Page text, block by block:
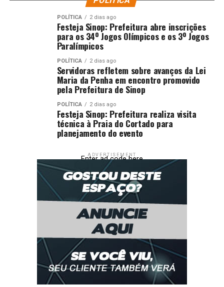
POLÍTICA 2 dias ago
Festeja Sinop: Prefeitura abre inscrições
para os 34º Jogos Olímpicos e os 3º Jogos
Paralímpicos
POLÍTICA 2 dias ago
Servidoras refletem sobre avanços da Lei
Maria da Penha em encontro promovido
pela Prefeitura de Sinop
POLÍTICA 2 dias ago
Festeja Sinop: Prefeitura realiza visita
técnica à Praia do Cortado para
planejamento do evento
ADVERTISEMENT
Enter ad code here